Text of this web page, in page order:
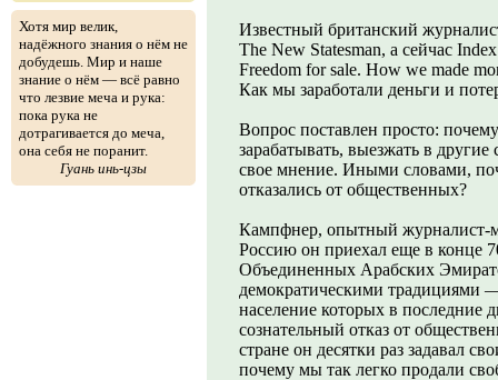
Хотя мир велик,
надёжного знания о нём не
добудешь. Мир и наше
знание о нём — всё равно
что лезвие меча и рука:
пока рука не
дотрагивается до меча,
она себя не поранит.
Гуань инь-цзы
Известный британский
The New Statesman, а сейчас
Freedom for sale. How we made
Как мы заработали деньги и
Вопрос поставлен просто:
зарабатывать, выезжать в
свое мнение. Иными словами,
отказались от общественных?
Кампфнер, опытный журналист-
Россию он приехал еще в конце
Объединенных Арабских
демократическими
население которых в
сознательный отказ от
стране он десятки раз задавал
почему мы так легко продали